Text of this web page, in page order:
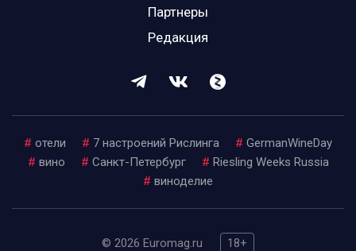
Партнеры
Редакция
# отели # 7 настроений Рислинга # GermanWineDay
# вино # Санкт-Петербург # Riesling Weeks Russia
# виноделие
© 2026 Euromag.ru 18+